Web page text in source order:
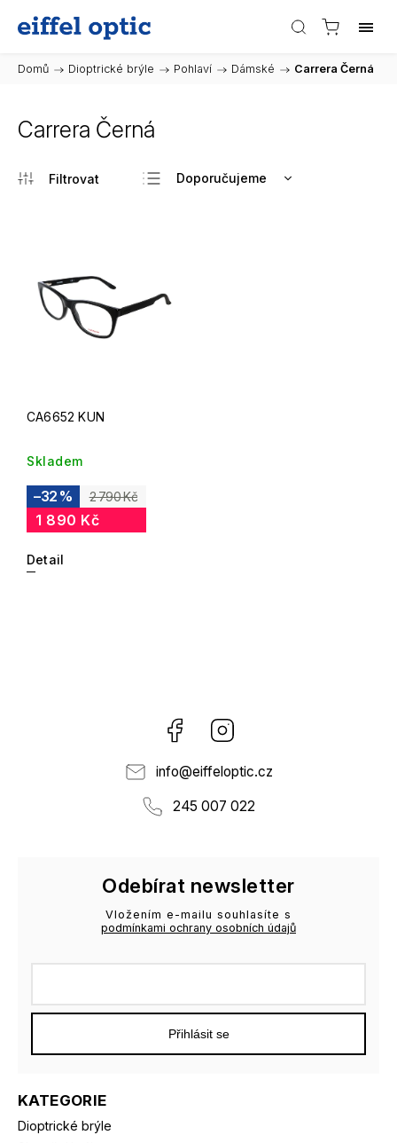
Domů / Dioptrické brýle / Pohlaví / Dámské / Carrera Černá
Carrera Černá
Doporučujeme
CA6652 KUN
Skladem
2 790 Kč
–32 %
1 890 Kč
Detail
Facebook
info@eiffeloptic.cz
245 007 022
KATEGORIE
Dioptrické brýle
Odebírat newsletter
Vložením e-mailu souhlasíte s
podmínkami ochrany osobních údajů
Přihlásit se